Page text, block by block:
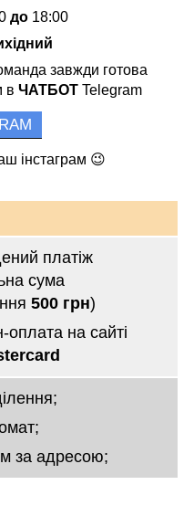
до 18:00
завжди готова
в ЧАТБОТTelegram
інстаграм 😉
платіж
сума
500 грн)
на сайті
за адресою;